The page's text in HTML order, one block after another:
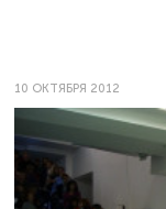
10 ОКТЯБРЯ 2012